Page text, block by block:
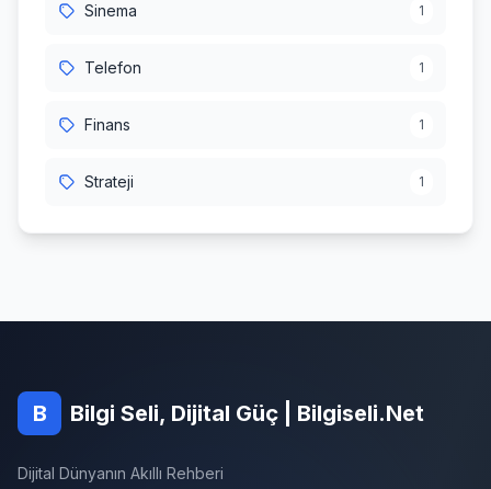
Sinema 1
Telefon 1
Finans 1
Strateji 1
B Bilgi Seli, Dijital Güç | Bilgiseli.Net
Dijital Dünyanın Akıllı Rehberi